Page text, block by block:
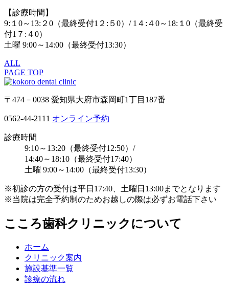
【診療時間】
9:１0～13:２0（最終受付1２:５0）/ 1４:４0～18:１0（最終受
付1７:４0）
土曜 9:00～14:00（最終受付13:30）
ALL
PAGE TOP
〒474－0038 愛知県大府市森岡町1丁目187番
0562-44-2111 オンライン予約
診療時間
9:10～13:20（最終受付12:50）/
14:40～18:10（最終受付17:40）
土曜 9:00～14:00（最終受付13:30）
※初診の方の受付は平日17:40、土曜日13:00までとなります
※当院は完全予約制のためお越しの際は必ずお電話下さい
こころ歯科クリニックについて
ホーム
クリニック案内
施設基準一覧
診療の流れ